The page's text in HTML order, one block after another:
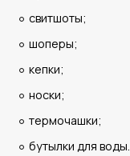
свитшоты;
шоперы;
кепки;
носки;
термочашки;
бутылки для воды.